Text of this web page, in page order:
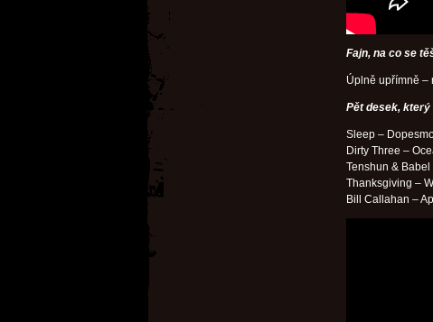
Fajn, na co se
Úplně upřímně –
Pět desek,
Sleep –
Dirty Three –
Tenshun & Babel
Thanksgiving –
Bill Callahan –